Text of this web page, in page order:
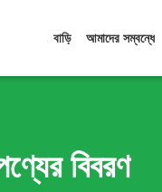
বাড়ি আমাদের সম্বন্ধে
বিবরণ